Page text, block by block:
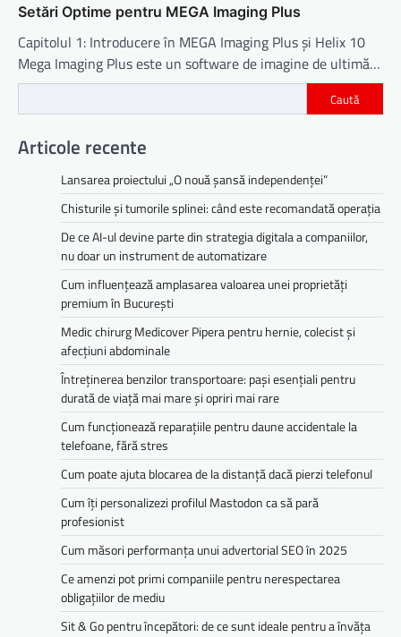
Setări Optime pentru MEGA Imaging Plus
Capitolul 1: Introducere în MEGA Imaging Plus și Helix 10
Mega Imaging Plus este un software de imagine de ultimă…
Caută
Articole recente
Lansarea proiectului „O nouă șansă independenței”
Chisturile și tumorile splinei: când este recomandată operația
De ce AI-ul devine parte din strategia digitala a companiilor,
nu doar un instrument de automatizare
Cum influențează amplasarea valoarea unei proprietăți
premium în București
Medic chirurg Medicover Pipera pentru hernie, colecist și
afecțiuni abdominale
Întreținerea benzilor transportoare: pași esențiali pentru
durată de viață mai mare și opriri mai rare
Cum funcționează reparațiile pentru daune accidentale la
telefoane, fără stres
Cum poate ajuta blocarea de la distanță dacă pierzi telefonul
Cum îți personalizezi profilul Mastodon ca să pară
profesionist
Cum măsori performanța unui advertorial SEO în 2025
Ce amenzi pot primi companiile pentru nerespectarea
obligațiilor de mediu­­
Sit & Go pentru începători: de ce sunt ideale pentru a învăța